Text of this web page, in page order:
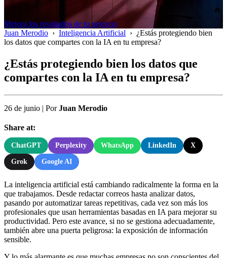
Mejora los resultados de tu negocio
Juan Merodio › Inteligencia Artificial › ¿Estás protegiendo bien
los datos que compartes con la IA en tu empresa?
¿Estás protegiendo bien los datos que
compartes con la IA en tu empresa?
26 de junio | PorJuan Merodio
Share at:
ChatGPT Perplexity WhatsApp LinkedIn X
Grok Google AI
La inteligencia artificial está cambiando radicalmente la forma en la
que trabajamos. Desde redactar correos hasta analizar datos,
pasando por automatizar tareas repetitivas, cada vez son más los
profesionales que usan herramientas basadas en IA para mejorar su
productividad. Pero este avance, si no se gestiona adecuadamente,
también abre una puerta peligrosa: la exposición de información
sensible.